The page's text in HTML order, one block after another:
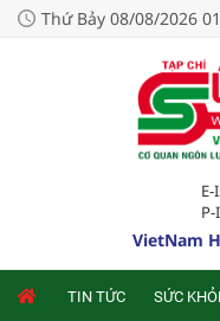
Thứ Bảy 08/08/2026
E-
P-
VietNam
TIN TỨC SỨC